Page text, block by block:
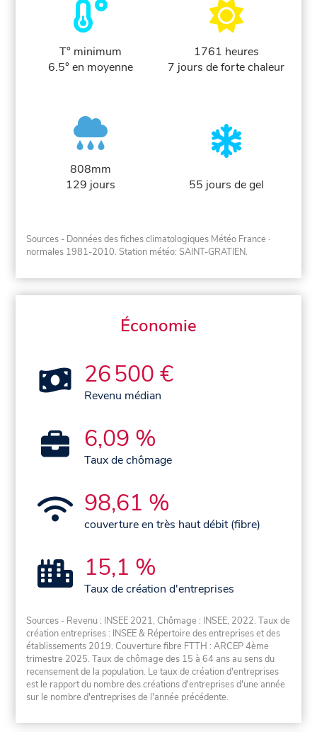
T° minimum
6.5° en moyenne
1761 heures
7 jours de forte chaleur
808mm
129 jours
55 jours de gel
Sources - Données des fiches climatologiques Météo France ·
normales 1981-2010. Station météo: SAINT-GRATIEN.
Économie
26 500 €
Revenu médian
6,09 %
Taux de chômage
98,61 %
couverture en très haut débit (fibre)
15,1 %
Taux de création d'entreprises
Sources - Revenu : INSEE 2021, Chômage : INSEE, 2022. Taux de
création entreprises : INSEE & Répertoire des entreprises et des
établissements 2019. Couverture fibre FTTH : ARCEP 4ème
trimestre 2025. Taux de chômage des 15 à 64 ans au sens du
recensement de la population. Le taux de création d'entreprises
est le rapport du nombre des créations d'entreprises d'une année
sur le nombre d'entreprises de l'année précédente.